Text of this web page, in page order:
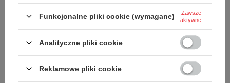
514,00 zł
Funkcjonalne pliki cookie (wymagane)
Zawsze
aktywne
Analityczne pliki cookie
Reklamowe pliki cookie